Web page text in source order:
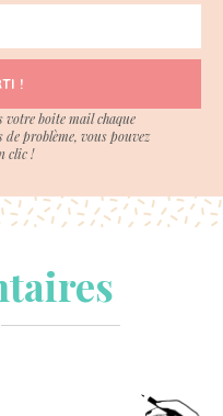
!
votre boite mail chaque
problème, vous pouvez
clic !